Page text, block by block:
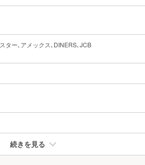
ター､アメックス､DINERS､JCB
続きを見る